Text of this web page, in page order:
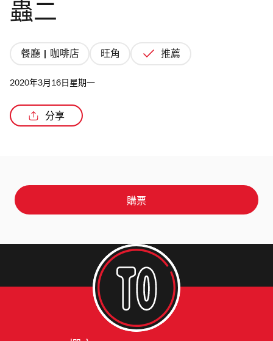
蟲二
餐廳 | 咖啡店 旺角 推薦
2020年3月16日星期一
分享
購票